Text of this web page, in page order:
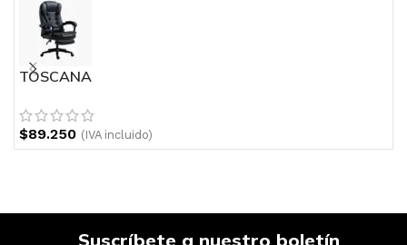
TOSCANA
$89.250 (IVA incluido)
Suscríbete a nuestro boletín